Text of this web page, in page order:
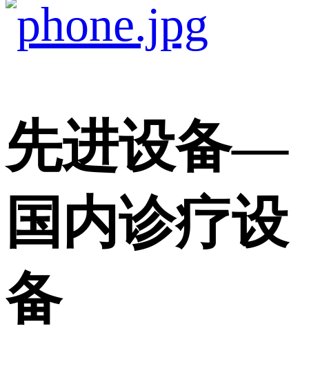
先进设备—
国内诊疗设
备